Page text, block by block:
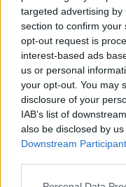
targeted advertising
section to confirm your
opt-out request is
interest-based ads
us or personal
your opt-out. You may
disclosure of your
IAB’s list of
also be disclosed by
Downstream
Please note that this
Paris
Felkészülési szezon 4.
Nya Ullevi, Göteborg
2026-08-08 17:00
0 nap 20 óra 16 perc 44